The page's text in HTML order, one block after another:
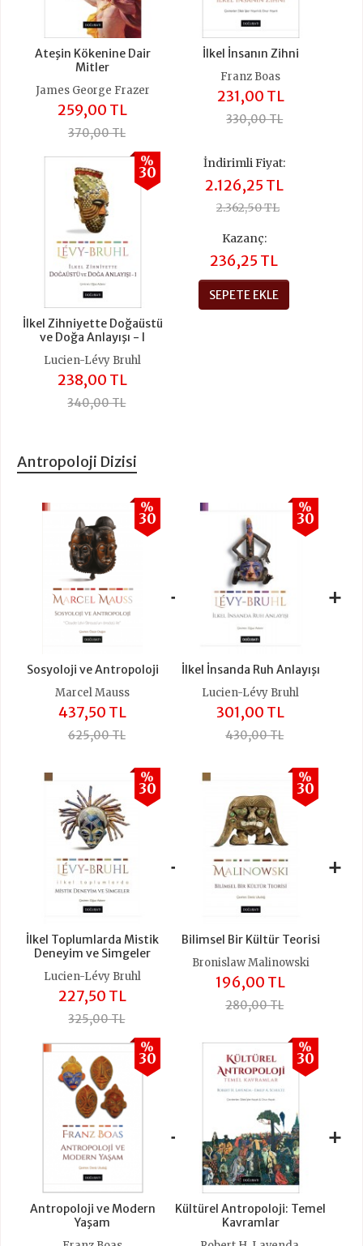
Ateşin Kökenine Dair
Mitler
James George Frazer
259,00 TL
370,00 TL
İlkel İnsanın Zihni
Franz Boas
231,00 TL
330,00 TL
İlkel Zihniyette Doğaüstü
ve Doğa Anlayışı - I
%
30
Lucien-Lévy Bruhl
238,00 TL
340,00 TL
İndirimli Fiyat:
2.126,25 TL
2.362,50 TL
Kazanç:
236,25 TL
SEPETE EKLE
Antropoloji Dizisi
Sosyoloji ve Antropoloji
%
30
Marcel Mauss
437,50 TL
625,00 TL
+
İlkel İnsanda Ruh Anlayışı
%
30
Lucien-Lévy Bruhl
301,00 TL
430,00 TL
+
İlkel Toplumlarda Mistik
Deneyim ve Simgeler
%
30
Lucien-Lévy Bruhl
227,50 TL
325,00 TL
+
Bilimsel Bir Kültür Teorisi
%
30
Bronislaw Malinowski
196,00 TL
280,00 TL
+
Antropoloji ve Modern
Yaşam
%
30
+
Kültürel Antropoloji: Temel
Kavramlar
%
30
+